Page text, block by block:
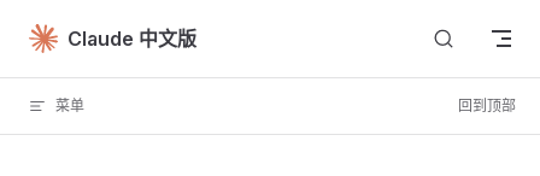
Skip to content
Claude 中文版
菜单 回到顶部